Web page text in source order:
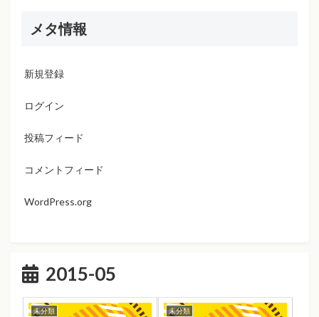
メタ情報
新規登録
ログイン
投稿フィード
コメントフィード
WordPress.org
2015-05
未分類 未分類